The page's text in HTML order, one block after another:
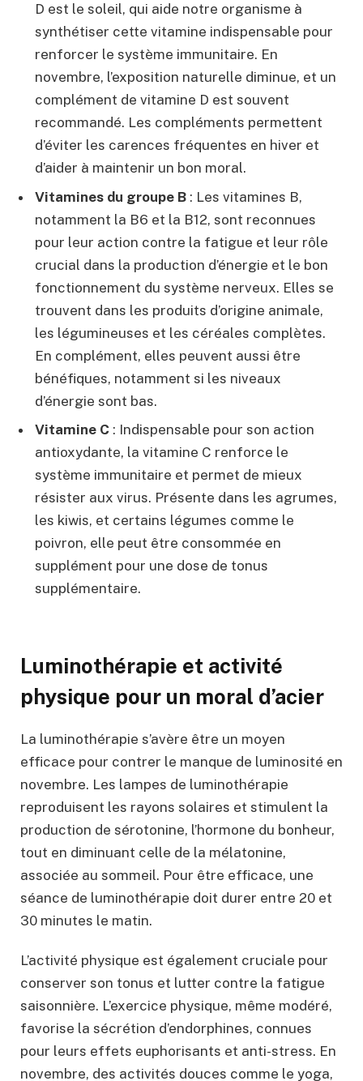
D est le soleil, qui aide notre organisme à
synthétiser cette vitamine indispensable pour
renforcer le système immunitaire. En
novembre, l’exposition naturelle diminue, et un
complément de vitamine D est souvent
recommandé. Les compléments permettent
d’éviter les carences fréquentes en hiver et
d’aider à maintenir un bon moral.
Vitamines du groupe B : Les vitamines B,
notamment la B6 et la B12, sont reconnues
pour leur action contre la fatigue et leur rôle
crucial dans la production d’énergie et le bon
fonctionnement du système nerveux. Elles se
trouvent dans les produits d’origine animale,
les légumineuses et les céréales complètes.
En complément, elles peuvent aussi être
bénéfiques, notamment si les niveaux
d’énergie sont bas.
Vitamine C : Indispensable pour son action
antioxydante, la vitamine C renforce le
système immunitaire et permet de mieux
résister aux virus. Présente dans les agrumes,
les kiwis, et certains légumes comme le
poivron, elle peut être consommée en
supplément pour une dose de tonus
supplémentaire.
Luminothérapie et activité
physique pour un moral d’acier
La luminothérapie s’avère être un moyen
efficace pour contrer le manque de luminosité en
novembre. Les lampes de luminothérapie
reproduisent les rayons solaires et stimulent la
production de sérotonine, l’hormone du bonheur,
tout en diminuant celle de la mélatonine,
associée au sommeil. Pour être efficace, une
séance de luminothérapie doit durer entre 20 et
30 minutes le matin.
L’activité physique est également cruciale pour
conserver son tonus et lutter contre la fatigue
saisonnière. L’exercice physique, même modéré,
favorise la sécrétion d’endorphines, connues
pour leurs effets euphorisants et anti-stress. En
novembre, des activités douces comme le yoga,